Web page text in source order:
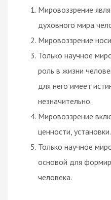
Мировоззрение
духовного мира
Мировоззрение
Только научное
роль в жизни
для него имеет
незначительно.
Мировоззрение
ценности, установки.
Только научное
основой для
человека.